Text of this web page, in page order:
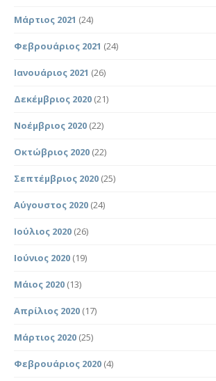
Μάρτιος 2021 (24)
Φεβρουάριος 2021 (24)
Ιανουάριος 2021 (26)
Δεκέμβριος 2020 (21)
Νοέμβριος 2020 (22)
Οκτώβριος 2020 (22)
Σεπτέμβριος 2020 (25)
Αύγουστος 2020 (24)
Ιούλιος 2020 (26)
Ιούνιος 2020 (19)
Μάιος 2020 (13)
Απρίλιος 2020 (17)
Μάρτιος 2020 (25)
Φεβρουάριος 2020 (4)